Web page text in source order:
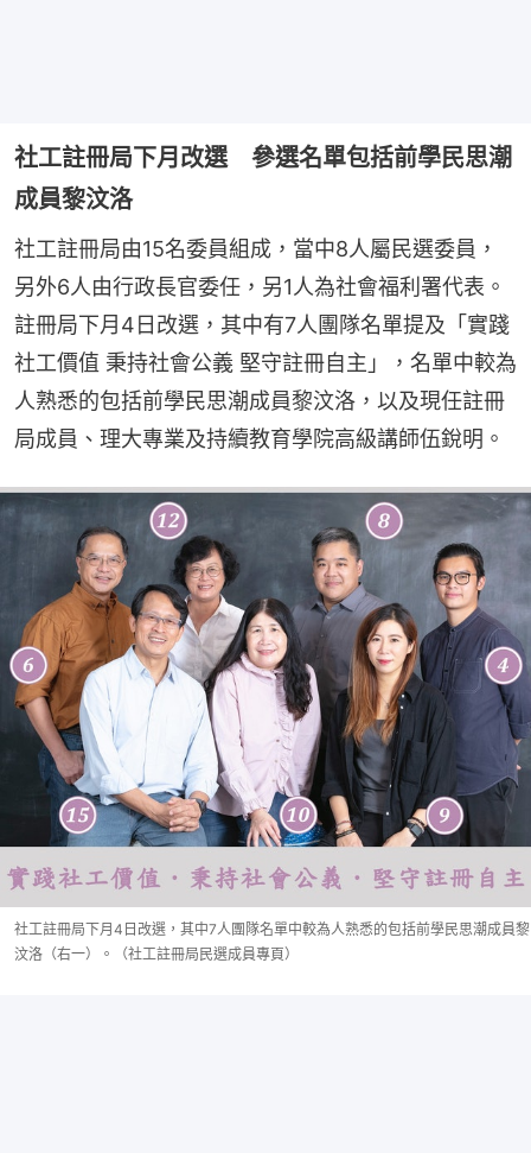
社工註冊局下月改選 參選名單包括前學民思潮
成員黎汶洛
社工註冊局由15名委員組成，當中8人屬民選委員，
另外6人由行政長官委任，另1人為社會福利署代表。
註冊局下月4日改選，其中有7人團隊名單提及「實踐
社工價值 秉持社會公義 堅守註冊自主」，名單中較為
人熟悉的包括前學民思潮成員黎汶洛，以及現任註冊
局成員、理大專業及持續教育學院高級講師伍銳明。
社工註冊局下月4日改選，其中7人團隊名單中較為人熟悉的包括前學民思潮成員黎
汶洛（右一）。（社工註冊局民選成員專頁）